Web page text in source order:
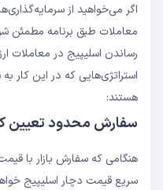
اگر می‌خواهید از
معاملات طبق برنامه مطمئن
رساندن اسلیپیج در معاملات
استراتژی‌هایی که در این کار
هستند:
سفارش محدود تعیین
هنگامی که سفارش بازار با
سریع قیمت دچار اسلیپیج